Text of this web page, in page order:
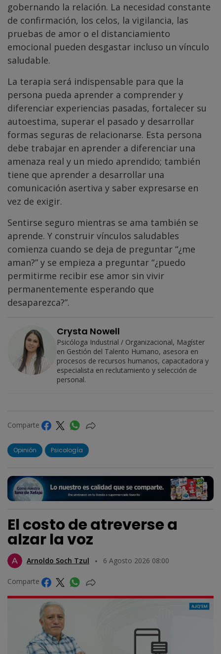
gobernando la relación. La necesidad constante
de confirmación, los celos, la vigilancia, las
pruebas de amor o el distanciamiento
emocional pueden desgastar incluso un vínculo
saludable.
La terapia será indispensable para que la
persona pueda aprender a comprender y
diferenciar experiencias pasadas, fortalecer su
autoestima, superar el pasado y desarrollar
formas seguras de relacionarse. Esta persona
debe trabajar en aprender a diferenciar una
amenaza real y un miedo aprendido; también
tiene que aprender a desarrollar una
comunicación asertiva y saber expresarse en
vez de exigir.
Sentirse seguro mientras se ama también se
aprende. Y construir vínculos saludables
comienza cuando se deja de preguntar “¿me
aman?” y se empieza a preguntar “¿puedo
permitirme recibir ese amor sin vivir
permanentemente esperando que
desaparezca?”.
Crysta Nowell
Psicóloga Industrial / Organizacional, Magíster
en Gestión del Talento Humano, asesora en
procesos de recursos humanos, capacitadora y
especialista en reclutamiento y selección de
personal.
Comparte
Opinión Psicología
El costo de atreverse a
alzar la voz
Arnoldo Soch Tzul 6 Agosto 2026 08:00
Comparte